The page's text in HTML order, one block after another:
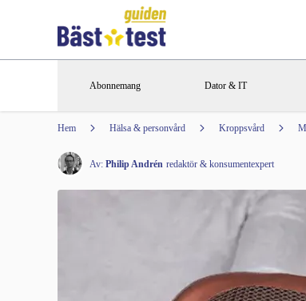
Abonnemang Dator & IT
Hem Hälsa & personvård Kroppsvård
Av: Philip Andrén redaktör & konsumentexpert